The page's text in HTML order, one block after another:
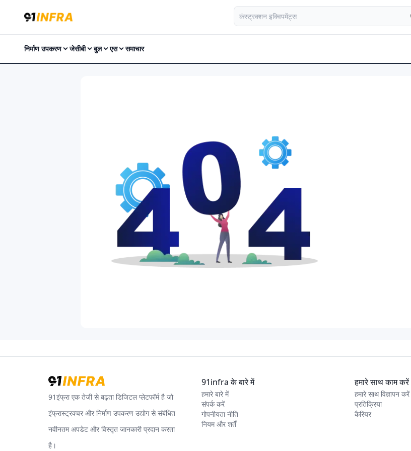
निर्माण उपकरण जेसीबी बुल एस समाचार
91इंफ्रा एक तेजी से बढ़ता डिजिटल प्लेटफॉर्म है जो
इंफ्रास्ट्रक्चर और निर्माण उपकरण उद्योग से संबंधित
नवीनतम अपडेट और विस्तृत जानकारी प्रदान करता
है।
91infra के बारे में
हमारे बारे में
संपर्क करें
गोपनीयता नीति
नियम और शर्तें
हमारे साथ काम करें
हमारे साथ विज्ञापन करें
प्रतिक्रिया
कैरियर